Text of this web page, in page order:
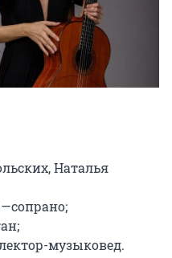
Наталья
музыковед.